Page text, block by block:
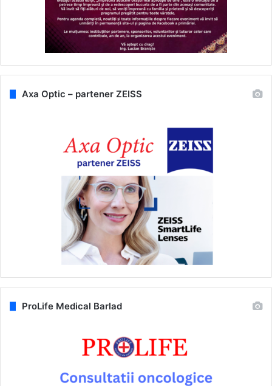
Axa Optic – partener ZEISS
ProLife Medical Barlad